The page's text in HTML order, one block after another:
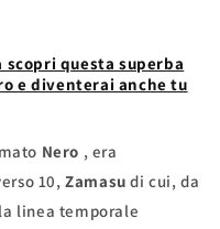
scopri questa superba
e diventerai anche tu
Nero , era
10, Zamasu di cui, da
linea temporale